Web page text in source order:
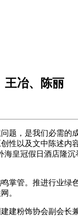
王冶、陈丽
，是我们必需的
性以及文中陈述
海皇冠假日酒店隆
管。推进行业绿
。
粉饰协会副会长